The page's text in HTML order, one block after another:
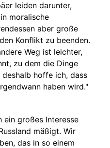
leiden darunter,
moralische
aber große
Konflikt zu beenden.
Weg ist leichter,
zu dem die Dinge
hoffe ich, dass
haben wird."
ein großes Interesse
mäßigt. Wir
das in so einem